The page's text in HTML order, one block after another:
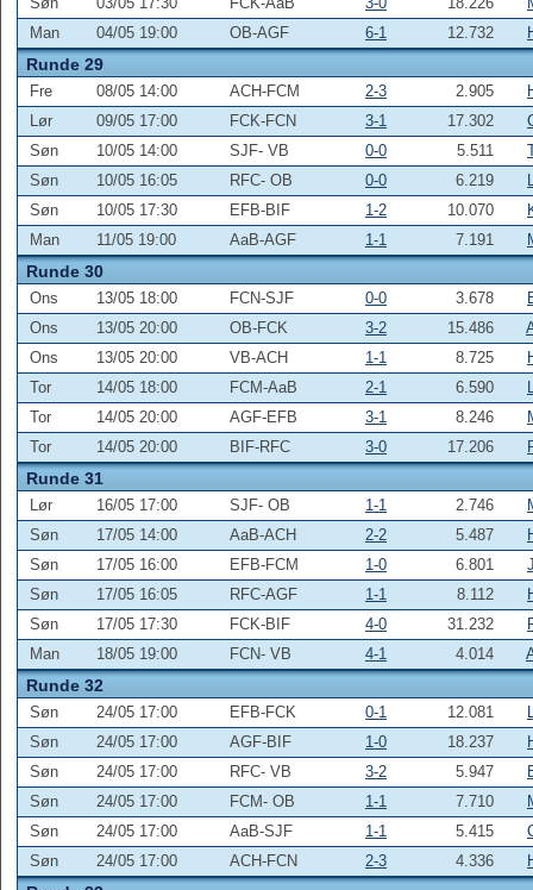
Man
04/05 19:00 OB-AGF 6-1 12.732
Runde 29
Fre 08/05 14:00 ACH-FCM 2-3 2.905
Lør
09/05 17:00 FCK-FCN 3-1 17.302
Søn
10/05 14:00 SJF- VB 0-0 5.511
Søn
10/05 16:05 RFC- OB 0-0 6.219
Søn
10/05 17:30 EFB-BIF 1-2 10.070
Man
11/05 19:00 AaB-AGF 1-1 7.191
Runde 30
Ons 13/05 18:00 FCN-SJF 0-0 3.678
Ons
13/05 20:00 OB-FCK 3-2 15.486
Ons
13/05 20:00 VB-ACH 1-1 8.725
Tor
14/05 18:00 FCM-AaB 2-1 6.590
Tor
14/05 20:00 AGF-EFB 3-1 8.246
Tor
14/05 20:00 BIF-RFC 3-0 17.206
Runde 31
Lør 16/05 17:00 SJF- OB 1-1 2.746
Søn
17/05 14:00 AaB-ACH 2-2 5.487
Søn
17/05 16:00 EFB-FCM 1-0 6.801
Søn
17/05 16:05 RFC-AGF 1-1 8.112
Søn
17/05 17:30 FCK-BIF 4-0 31.232
Man
18/05 19:00 FCN- VB 4-1 4.014
Runde 32
Søn 24/05 17:00 EFB-FCK 0-1 12.081
Søn
24/05 17:00 AGF-BIF 1-0 18.237
Søn
24/05 17:00 RFC- VB 3-2 5.947
Søn
24/05 17:00 FCM- OB 1-1 7.710
Søn
24/05 17:00 AaB-SJF 1-1 5.415
Søn
24/05 17:00 ACH-FCN 2-3 4.336